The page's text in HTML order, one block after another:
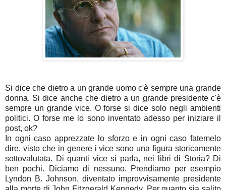
Si dice che dietro a un grande uomo c'è sempre una grande
donna. Si dice anche che dietro a un grande presidente c'è
sempre un grande vice. O forse si dice solo negli ambienti
politici. O forse me lo sono inventato adesso per iniziare il
post, ok?
In ogni caso apprezzate lo sforzo e in ogni caso fatemelo
dire, visto che in genere i vice sono una figura storicamente
sottovalutata. Di quanti vice si parla, nei libri di Storia? Di
ben pochi. Diciamo di nessuno. Prendiamo per esempio
Lyndon B. Johnson, diventato improvvisamente presidente